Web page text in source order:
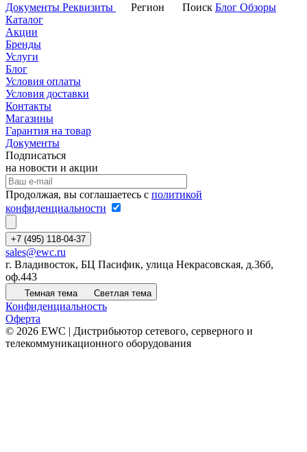
Документы Реквизиты Регион Поиск Блог Обзоры
Каталог
Акции
Бренды
Услуги
Блог
Условия оплаты
Условия доставки
Контакты
Магазины
Гарантия на товар
Документы
Подписаться
на новости и акции
Продолжая, вы соглашаетесь с политикой
конфиденциальности
+7 (495) 118-04-37
sales@ewc.ru
г. Владивосток, БЦ Пасифик, улица Некрасовская, д.36б,
оф.443
Темная тема Светлая тема
Конфиденциальность
Оферта
© 2026 EWC | Дистрибьютор сетевого, серверного и
телекоммуникационного оборудования